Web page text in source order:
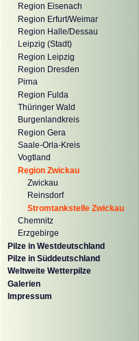
Region Eisenach
Region Erfurt/Weimar
Region Halle/Dessau
Leipzig (Stadt)
Region Leipzig
Region Dresden
Pirna
Region Fulda
Thüringer Wald
Burgenlandkreis
Region Gera
Saale-Orla-Kreis
Vogtland
Region Zwickau
Zwickau
Reinsdorf
Stromtankstelle Zwickau
Chemnitz
Erzgebirge
Pilze in Westdeutschland
Pilze in Süddeutschland
Weltweite Wetterpilze
Galerien
Impressum